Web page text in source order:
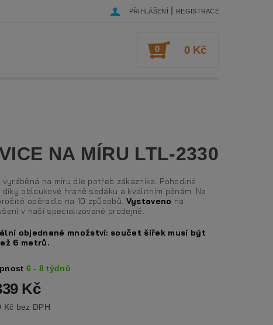
PŘIHLÁŠENÍ REGISTRACE
0 0 Kč
NA MÍRU LTL-2330
vyráběná na míru dle potřeb zákazníka. Pohodlné
díky obloukové hraně sedáku a kvalitním pěnám. Na
opěradlo na 10 způsobů. Vystaveno na
v naší specializované prodejně.
objednané množství: součet šířek musí být
6 metrů.
6 - 8 týdnů
Kč
11 850 Kč bez DPH